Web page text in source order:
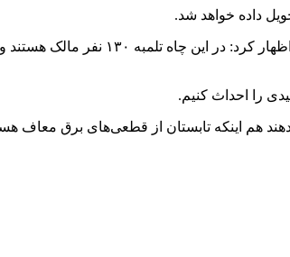
حمید دادخدایی نماینده مالکان چاه تلمبه کشاورزی
را احداث کنیم.
هم اینکه تابستان از قطعی‌های برق معاف